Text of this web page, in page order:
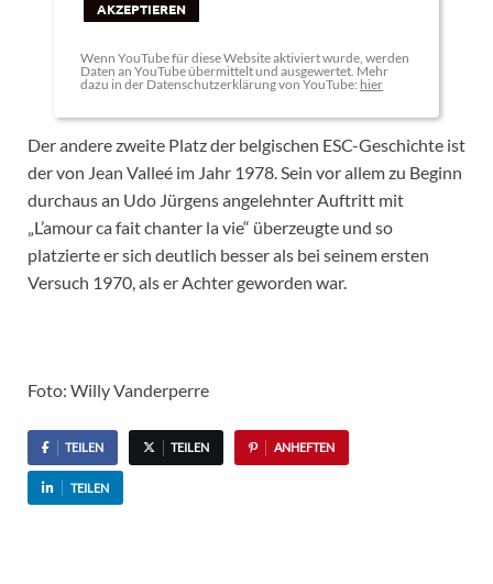
AKZEPTIEREN
Wenn YouTube für diese Website aktiviert wurde, werden
Daten an YouTube übermittelt und ausgewertet. Mehr
dazu in der Datenschutzerklärung von YouTube: hier
Der andere zweite Platz der belgischen ESC-Geschichte ist
der von Jean Valleé im Jahr 1978. Sein vor allem zu Beginn
durchaus an Udo Jürgens angelehnter Auftritt mit
„L’amour ca fait chanter la vie“ überzeugte und so
platzierte er sich deutlich besser als bei seinem ersten
Versuch 1970, als er Achter geworden war.
Foto: Willy Vanderperre
TEILEN TEILEN ANHEFTEN
TEILEN